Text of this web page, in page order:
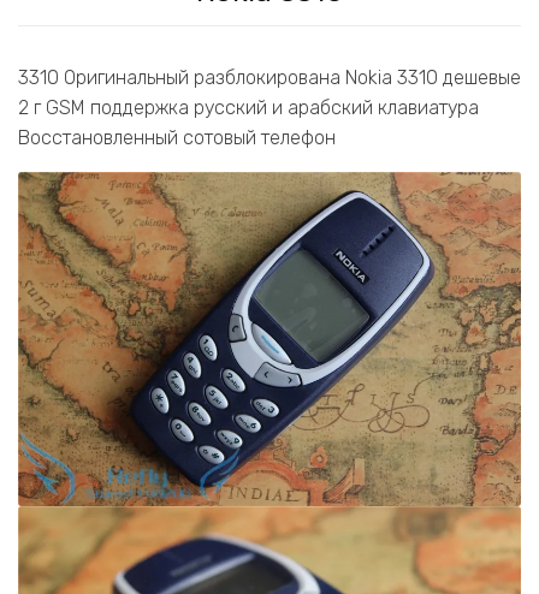
3310 Оригинальный разблокирована Nokia 3310 дешевые
2 г GSM поддержка русский и арабский клавиатура
Восстановленный сотовый телефон